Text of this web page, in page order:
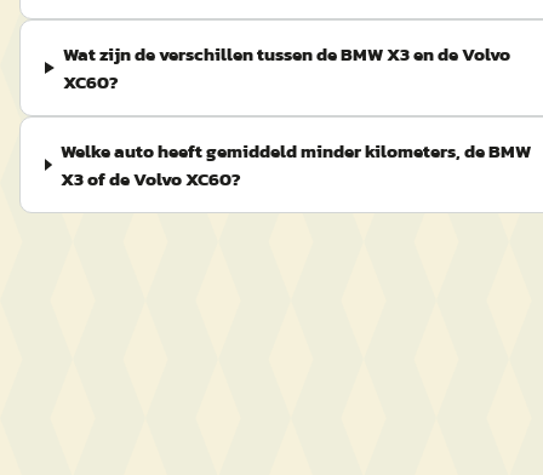
Wat zijn de verschillen tussen de BMW X3 en de Volvo
XC60?
Welke auto heeft gemiddeld minder kilometers, de BMW
X3 of de Volvo XC60?